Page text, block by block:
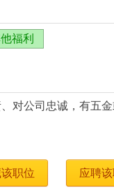
福利
对公司忠诚，有五
职位 应聘